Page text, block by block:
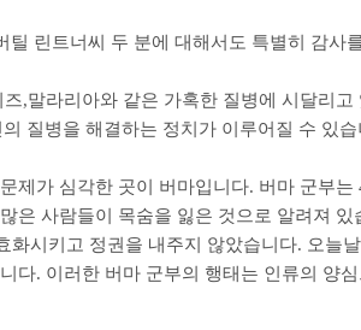
틸 린트너씨 두 분에 대해서도 특별히 감사
즈,말라리아와 같은 가혹한 질병에 시달리고
질병을 해결하는 정치가 이루어질 수 있
제가 심각한 곳이 버마입니다. 버마 군부는
은 사람들이 목숨을 잃은 것으로 알려져 있
화시키고 정권을 내주지 않았습니다. 오늘
다. 이러한 버마 군부의 행태는 인류의 양